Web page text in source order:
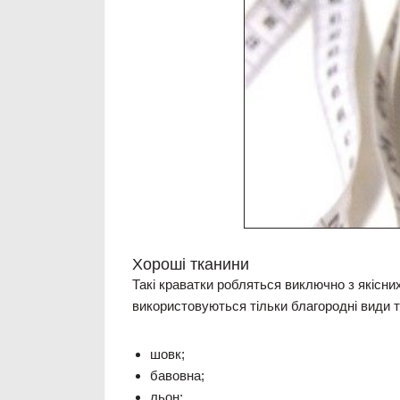
Хороші тканини
Такі краватки робляться виключно з
використовуються тільки благородні види
шовк;
бавовна;
льон;